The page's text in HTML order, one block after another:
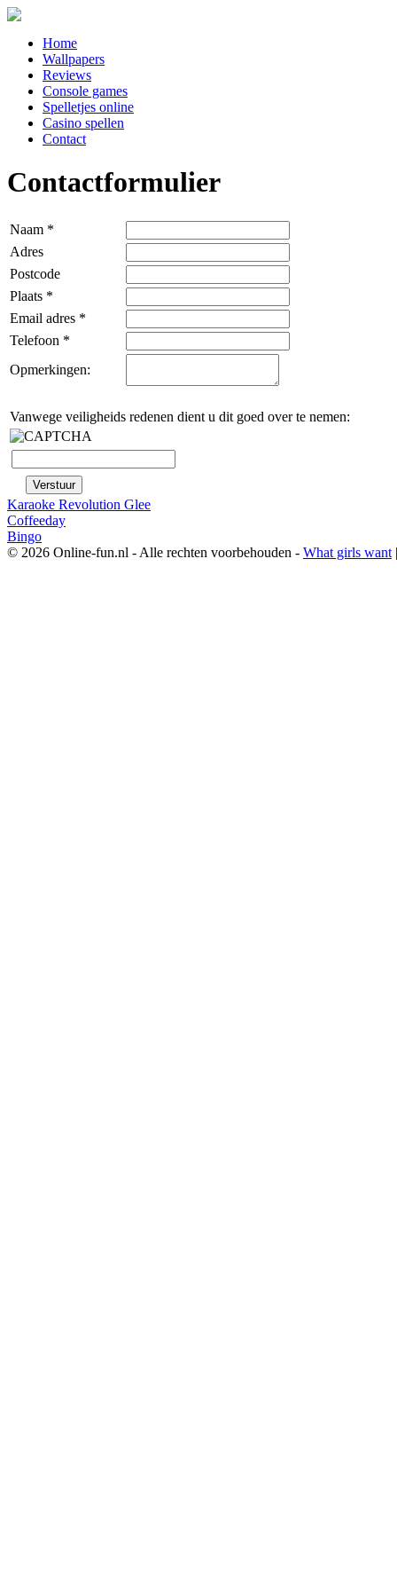
Home
Wallpapers
Reviews
Console games
Spelletjes online
Casino spellen
Contact
Contactformulier
Naam *
Adres
Postcode
Plaats *
Email adres *
Telefoon *
Opmerkingen:
Vanwege veiligheids redenen dient u dit goed over te nemen:
Karaoke Revolution Glee
Coffeeday
Bingo
© 2026 Online-fun.nl - Alle rechten voorbehouden - What girls want